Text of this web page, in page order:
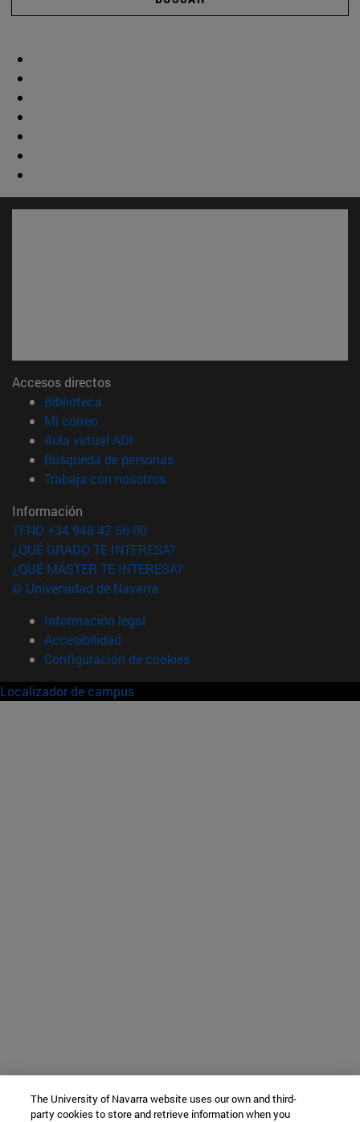
Accesos directos
Biblioteca
Mi correo(abre en nueva ventana)
Aula virtual ADI
Búsqueda de personas(abre en nueva ventana)
Trabaja con nosotros(abre en nueva ventana)
Información
TFNO +34 948 42 56 00
¿QUÉ GRADO TE INTERESA?
¿QUÉ MÁSTER TE INTERESA?
© Universidad de Navarra
Información legal
Accesibilidad
Configuración de cookies
Localizador de campus
The University of Navarra website uses our own and third-
party cookies to store and retrieve information when you